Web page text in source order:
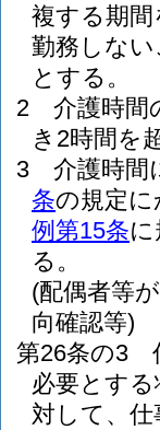
複する期
勤務しな
とする。
2
介護時間
き2時間を
3
介護時間
条の規定
例第15条
る。
(配偶者等
向確認等)
第26条の3
必要とす
対して、